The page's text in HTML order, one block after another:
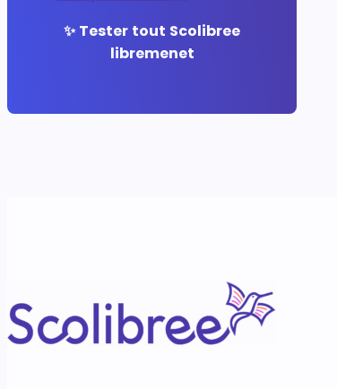
✨ Tester tout Scolibree
libremenet